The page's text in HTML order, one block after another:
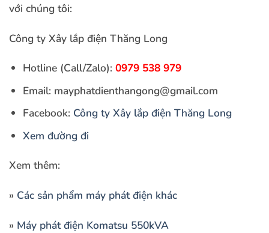
với chúng tôi:
Công ty Xây lắp điện Thăng Long
Hotline (Call/Zalo): 0979 538 979
Email: mayphatdienthangong@gmail.com
Facebook: Công ty Xây lắp điện Thăng Long
Xem đường đi
Xem thêm:
» Các sản phẩm máy phát điện khác
» Máy phát điện Komatsu 550kVA